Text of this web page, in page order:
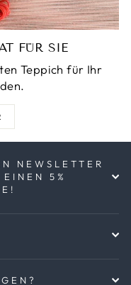
FÜR SIE
Teppich für Ihr
NEWSLETTER
5%